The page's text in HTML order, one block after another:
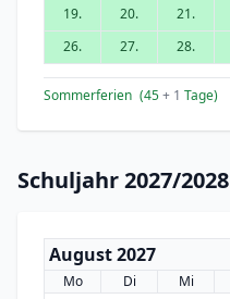
19.
20. 21.
26.
27. 28.
Sommerferien (45+ 1 Tage)
Schuljahr 2027/2028
August 2027
Mo Di Mi